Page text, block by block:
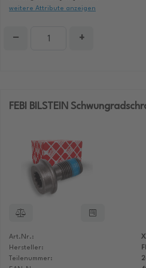
weitere Attribute anzeigen
− +
FEBI BILSTEIN
Art.Nr.:
Hersteller:
Teilenummer: